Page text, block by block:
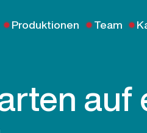
Produktionen Team
auf